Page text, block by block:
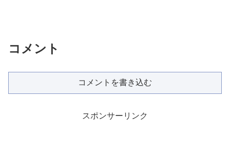
コメント
コメントを書き込む
スポンサーリンク